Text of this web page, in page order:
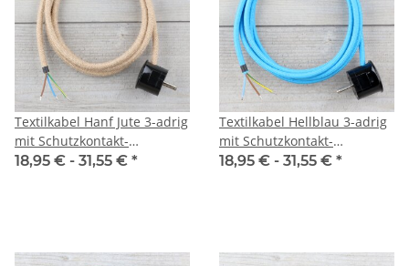
Textilkabel Hanf Jute 3-adrig
mit Schutzkontakt-
Winkelstecker
18,95 € - 31,55 € *
Textilkabel Hellblau 3-adrig
mit Schutzkontakt-
Winkelstecker
18,95 € - 31,55 € *